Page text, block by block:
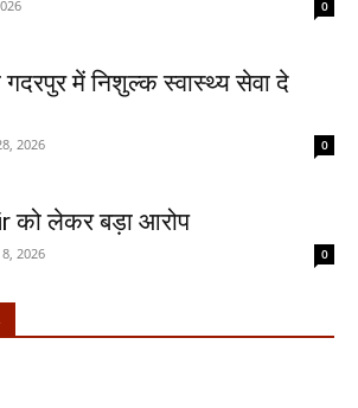
0
में निशुल्क स्वास्थ्य सेवा दे
2026 0
को लेकर बड़ा आरोप
2026 0